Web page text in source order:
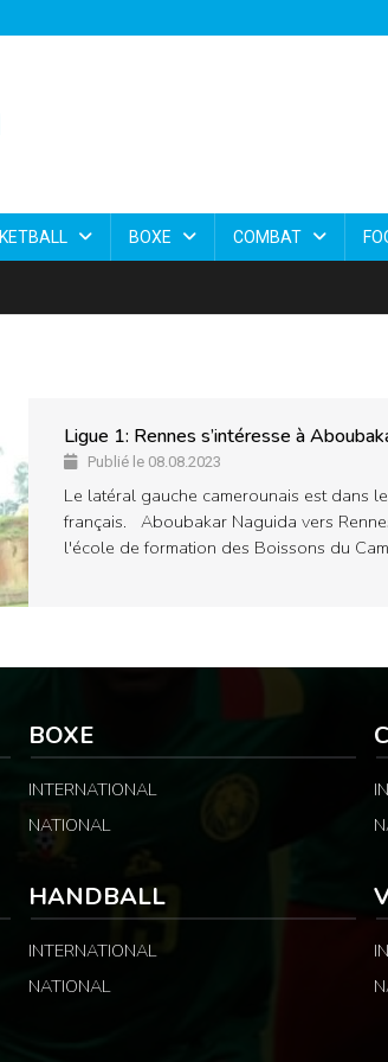
BOXE COMBAT
Ligue 1: Rennes s’intéresse à
Publié le 08.08.2023
Le latéral gauche camerounais est dans
français. Aboubakar Naguida vers
l'école de formation des Boissons du
BOXE
INTERNATIONAL
NATIONAL
HANDBALL
INTERNATIONAL
NATIONAL